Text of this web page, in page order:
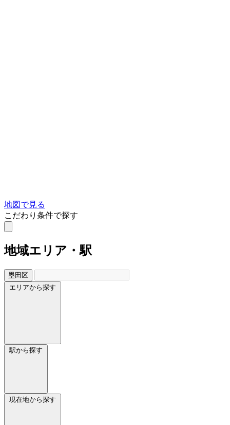
地図で見る
こだわり条件で探す
地域エリア・駅
墨田区
エリアから探す
駅から探す
現在地から探す